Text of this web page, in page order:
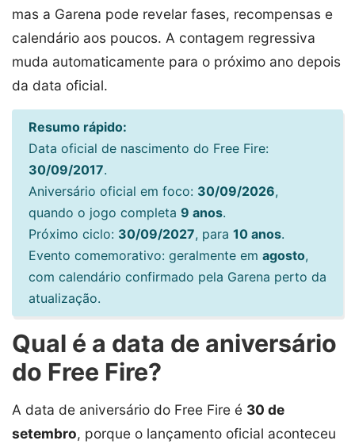
mas a Garena pode revelar fases, recompensas e
calendário aos poucos. A contagem regressiva
muda automaticamente para o próximo ano depois
da data oficial.
Resumo rápido:
Data oficial de nascimento do Free Fire:
30/09/2017.
Aniversário oficial em foco: 30/09/2026,
quando o jogo completa 9 anos.
Próximo ciclo: 30/09/2027, para 10 anos.
Evento comemorativo: geralmente em agosto,
com calendário confirmado pela Garena perto da
atualização.
Qual é a data de aniversário
do Free Fire?
A data de aniversário do Free Fire é 30 de
setembro, porque o lançamento oficial aconteceu